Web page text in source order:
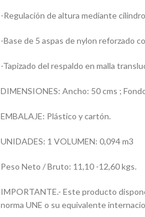
-Regulación de altura mediante
-Base de 5 aspas de nylon reforzado
-Tapizado del respaldo en malla
DIMENSIONES: Ancho: 50 cms ;
EMBALAJE: Plástico y cartón.
UNIDADES: 1 VOLUMEN: 0,094 m3
Peso Neto / Bruto: 11,10 -12,60 kgs.
IMPORTANTE.- Este producto
norma UNE o su equivalente